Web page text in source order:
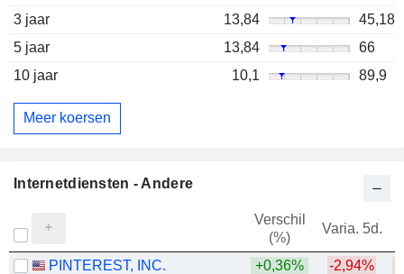
3 jaar
13,84
45,18
5 jaar
13,84
66
10 jaar
10,1 89,9
Meer koersen
Internetdiensten - Andere
Verschil
(%)
Varia. 5d.
PINTEREST, INC. +0,36% -2,94%